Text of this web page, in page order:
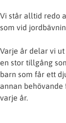
Vi står alltid redo
som vid
Varje år delar vi
en stor tillgång
barn som får ett
annan
varje år.